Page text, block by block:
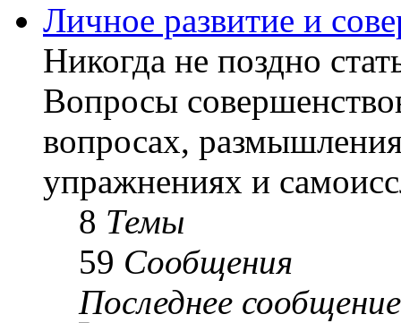
Личное развитие и
Никогда не поздно
Вопросы
вопросах,
упражнениях и
8 Темы
59 Сообщения
Последнее сообщение